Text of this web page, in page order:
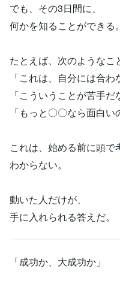
でも、その3日間に、
何かを知ることができる。
たとえば、次のようなこ
「これは、自分には合わ
「こういうことが苦手だ
「もっと〇〇なら面白い
これは、始める前に頭で
わからない。
動いた人だけが、
手に入れられる答えだ。
「成功か、大成功か」